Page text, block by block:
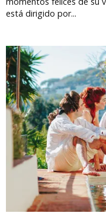
está dirigido por...